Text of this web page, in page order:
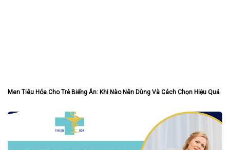
Men Tiêu Hóa Cho Trẻ Biếng Ăn: Khi Nào Nên Dùng Và Cách Chọn Hiệu Quả